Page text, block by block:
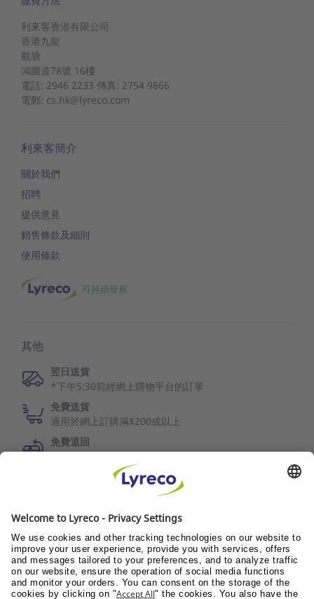
利來客香港有限公司
香港九龍
觀塘
鴻圖道78號 16樓
電話: 2946 2233 傳真: 2754 9866
電郵: cs.hk@lyreco.com
利來客簡介
關於我們
招聘
提供意見
銷售條款及細則
使用條款
可持續發展
其他
翌日送貨
*下午5:30前經網上購物平台的訂單
免費送貨
適用於網上訂購滿$200或以上
免費退回
30日退換保障
Wellness@Workplace
Wellness@Teams